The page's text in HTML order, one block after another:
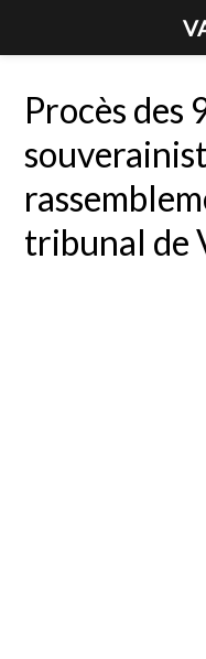
Procès des
tribunal de